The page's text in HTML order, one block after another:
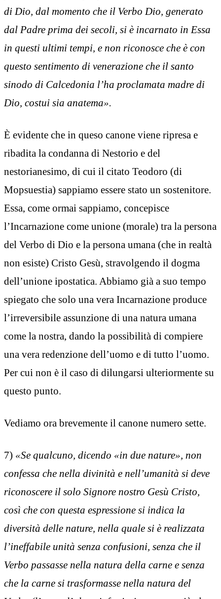
di Dio, dal momento che il Verbo Dio, generato
dal Padre prima dei secoli, si è incarnato in Essa
in questi ultimi tempi, e non riconosce che è con
questo sentimento di venerazione che il santo
sinodo di Calcedonia l’ha proclamata madre di
Dio, costui sia anatema».
È evidente che in queso canone viene ripresa e
ribadita la condanna di Nestorio e del
nestorianesimo, di cui il citato Teodoro (di
Mopsuestia) sappiamo essere stato un sostenitore.
Essa, come ormai sappiamo, concepisce
l’Incarnazione come unione (morale) tra la persona
del Verbo di Dio e la persona umana (che in realtà
non esiste) Cristo Gesù, stravolgendo il dogma
dell’unione ipostatica. Abbiamo già a suo tempo
spiegato che solo una vera Incarnazione produce
l’irreversibile assunzione di una natura umana
come la nostra, dando la possibilità di compiere
una vera redenzione dell’uomo e di tutto l’uomo.
Per cui non è il caso di dilungarsi ulteriormente su
questo punto.
Vediamo ora brevemente il canone numero sette.
7) «Se qualcuno, dicendo «in due nature», non
confessa che nella divinità e nell’umanità si deve
riconoscere il solo Signore nostro Gesù Cristo,
così che con questa espressione si indica la
diversità delle nature, nella quale si è realizzata
l’ineffabile unità senza confusioni, senza che il
Verbo passasse nella natura della carne e senza
che la carne si trasformasse nella natura del